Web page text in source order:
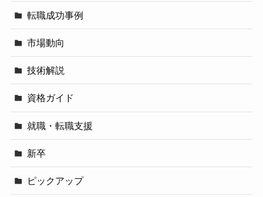
転職成功事例
市場動向
技術解説
資格ガイド
就職・転職支援
新卒
ピックアップ